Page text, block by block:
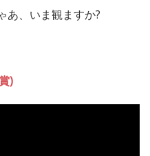
あ、いま観ますか?
)